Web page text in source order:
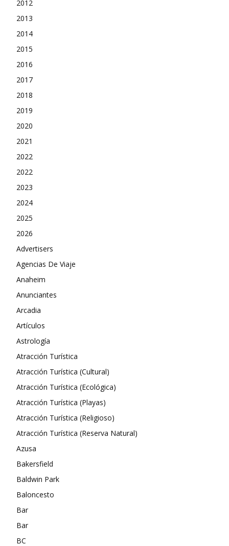
2012
2013
2014
2015
2016
2017
2018
2019
2020
2021
2022
2022
2023
2024
2025
2026
Advertisers
Agencias De Viaje
Anaheim
Anunciantes
Arcadia
Artículos
Astrología
Atracción Turística
Atracción Turística (Cultural)
Atracción Turística (Ecológica)
Atracción Turística (Playas)
Atracción Turística (Religioso)
Atracción Turística (Reserva Natural)
Azusa
Bakersfield
Baldwin Park
Baloncesto
Bar
Bar
BC